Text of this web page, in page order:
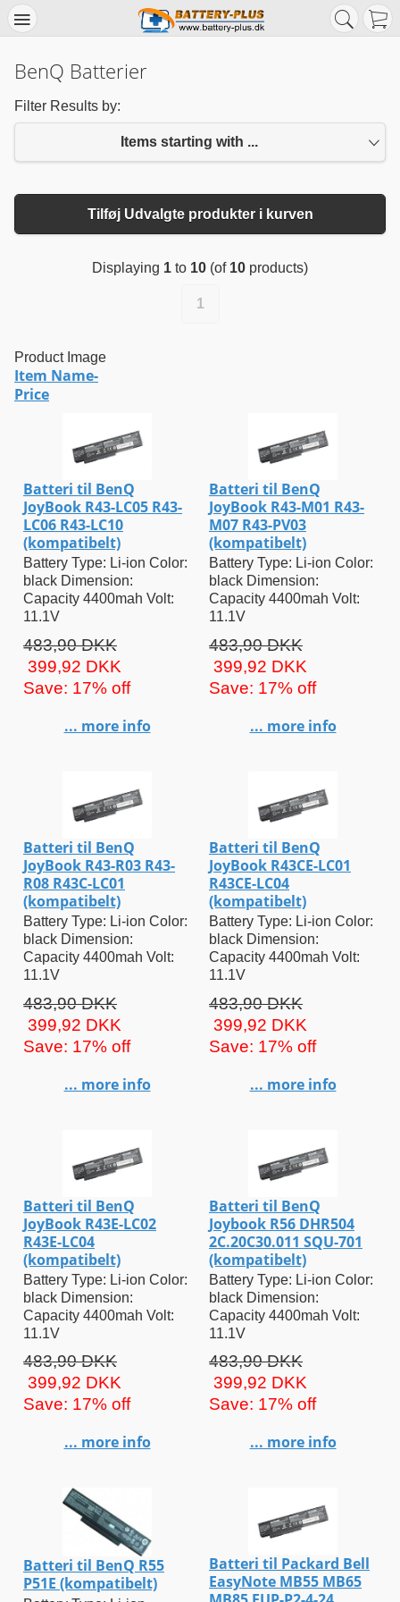
BenQ Batterier
Filter Results by:
Items starting with ...
Tilføj Udvalgte produkter i kurven
Displaying 1 to 10 (of 10 products)
1
Product Image
Item Name-
Price
Batteri til BenQ
JoyBook R43-LC05 R43-
LC06 R43-LC10
(kompatibelt)
Battery Type: Li-ion Color:
black Dimension:
Capacity 4400mah Volt:
11.1V
483,90 DKK
399,92 DKK
Save: 17% off
... more info
Batteri til BenQ
JoyBook R43-M01 R43-
M07 R43-PV03
(kompatibelt)
Battery Type: Li-ion Color:
black Dimension:
Capacity 4400mah Volt:
11.1V
483,90 DKK
399,92 DKK
Save: 17% off
... more info
Batteri til BenQ
JoyBook R43-R03 R43-
R08 R43C-LC01
(kompatibelt)
Battery Type: Li-ion Color:
black Dimension:
Capacity 4400mah Volt:
11.1V
483,90 DKK
399,92 DKK
Save: 17% off
... more info
Batteri til BenQ
JoyBook R43CE-LC01
R43CE-LC04
(kompatibelt)
Battery Type: Li-ion Color:
black Dimension:
Capacity 4400mah Volt:
11.1V
483,90 DKK
399,92 DKK
Save: 17% off
... more info
Batteri til BenQ
JoyBook R43E-LC02
R43E-LC04
(kompatibelt)
Battery Type: Li-ion Color:
black Dimension:
Capacity 4400mah Volt:
11.1V
483,90 DKK
399,92 DKK
Save: 17% off
... more info
Batteri til BenQ
Joybook R56 DHR504
2C.20C30.011 SQU-701
(kompatibelt)
Battery Type: Li-ion Color:
black Dimension:
Capacity 4400mah Volt:
11.1V
483,90 DKK
399,92 DKK
Save: 17% off
... more info
Batteri til BenQ R55
P51E (kompatibelt)
Batteri til Packard Bell
EasyNote MB55 MB65